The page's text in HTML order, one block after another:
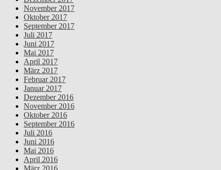
November 2017
Oktober 2017
September 2017
Juli 2017
Juni 2017
Mai 2017
April 2017
März 2017
Februar 2017
Januar 2017
Dezember 2016
November 2016
Oktober 2016
September 2016
Juli 2016
Juni 2016
Mai 2016
April 2016
März 2016